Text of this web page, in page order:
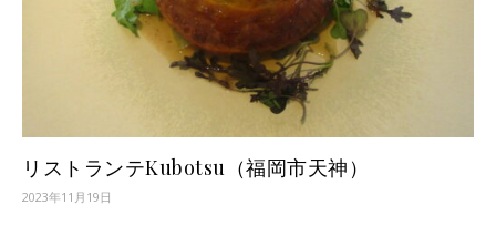
リストランテKubotsu（福岡市天神）
2023年11月19日